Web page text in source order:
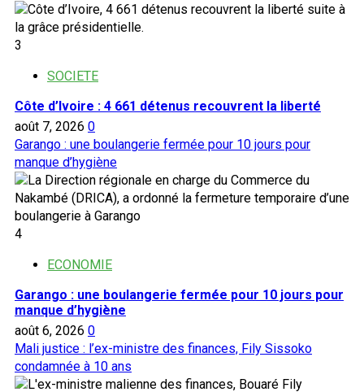
3
SOCIETE
Côte d’Ivoire : 4 661 détenus recouvrent la liberté
août 7, 2026 0
Garango : une boulangerie fermée pour 10 jours pour
manque d’hygiène
4
ECONOMIE
Garango : une boulangerie fermée pour 10 jours pour
manque d’hygiène
août 6, 2026 0
Mali justice : l’ex-ministre des finances, Fily Sissoko
condamnée à 10 ans